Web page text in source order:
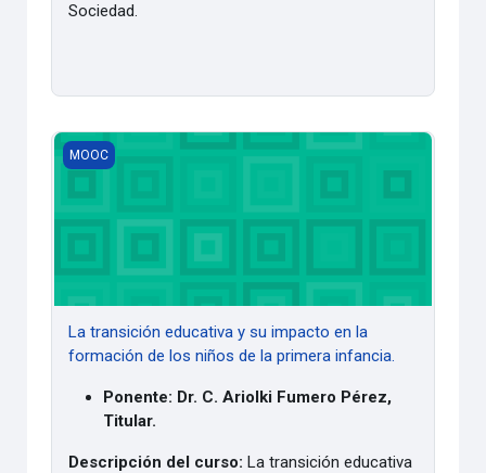
Sociedad.
La transición educativa y su impacto en la formación de
MOOC
La transición educativa y su impacto en la
formación de los niños de la primera infancia.
Ponente: Dr. C. Ariolki Fumero Pérez,
Titular.
Descripción del curso: La transición educativa